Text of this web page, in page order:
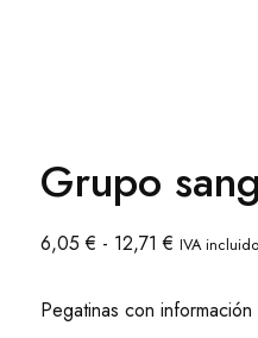
Grupo
6,05€ - 12,71€ Rango
precios:
IVA incluido
Pegatinas con